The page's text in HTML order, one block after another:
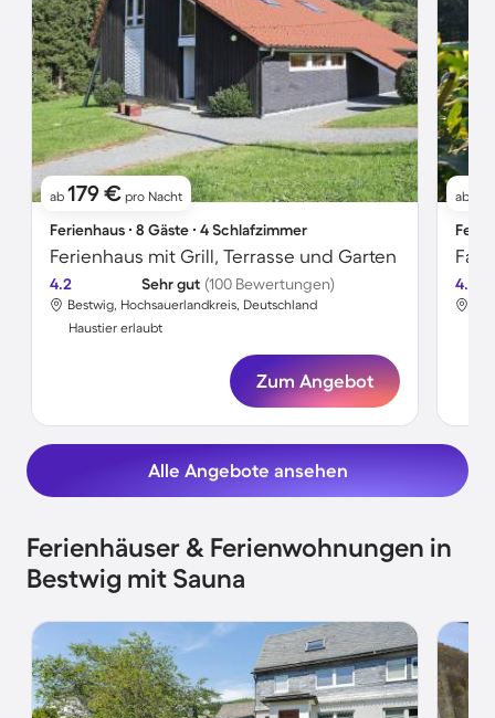
ab 179 € pro Nacht
Ferienhaus ∙ 8 Gäste ∙ 4 Schlafzimmer
Ferienhaus mit Grill, Terrasse und Garten
4.2 Sehr gut (100 Bewertungen)
Bestwig, Hochsauerlandkreis, Deutschland
Haustier erlaubt
Zum Angebot
ab
4.5
Alle Angebote ansehen
Ferienhäuser & Ferienwohnungen in
Bestwig mit Sauna